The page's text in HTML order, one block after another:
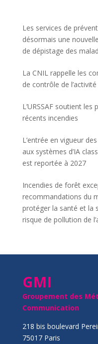
Les services de
désormais une
de dépistage des
La CNIL rappelle les
de contrôle de
L’URSSAF soutient
récents incendies
L’entrée en vigueur
aux systèmes d’IA
est reportée à 2027
Incendies de forêt
recommandations du
protéger la santé et la
risque de pollution de
GMI
Groupement des
Communication
218 bis boulevard
75017 Paris